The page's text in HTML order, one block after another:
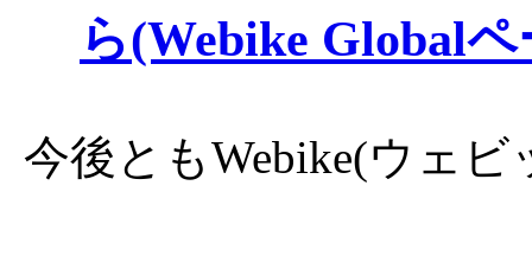
ら(Webike Global
今後ともWebike(ウェ